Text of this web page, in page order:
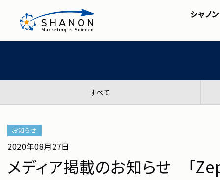
シャノ
IRライブラリ
シャノンのブログ
ホーム ＞ニュースリリース メディア掲載の
すべて
お知らせ
2020年08月27日
メディア掲載のお知らせ 「